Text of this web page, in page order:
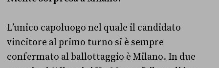
L’unico capoluogo nel quale il candidato
vincitore al primo turno si è sempre
confermato al ballottaggio è Milano. In due